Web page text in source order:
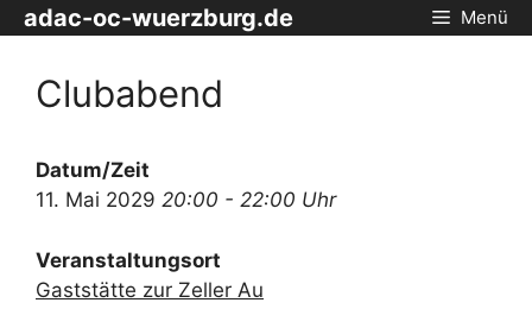
Zum
Inhalt
adac-oc-wuerzburg.de Menü
Clubabend
Datum/Zeit
11. Mai 2029 20:00 - 22:00 Uhr
Veranstaltungsort
Gaststätte zur Zeller Au